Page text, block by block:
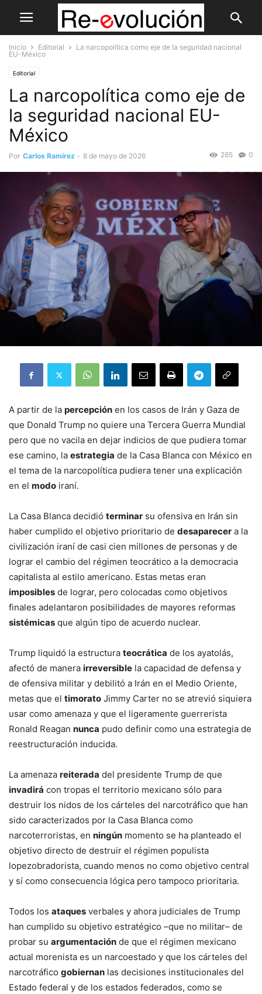
Inicio Editorial
La narcopolítica como eje de la seguridad nacional
EU-México
Editorial
La narcopolítica como eje de
la seguridad nacional EU-
México
Por Carlos Ramírez - 8 de mayo de 2026 0
265
A partir de la percepción en los casos de Irán y Gaza de
que Donald Trump no quiere una Tercera Guerra Mundial
pero que no vacila en dejar indicios de que pudiera tomar
ese camino, la estrategia de la Casa Blanca con México en
el tema de la narcopolítica pudiera tener una explicación
en el modo iraní.
La Casa Blanca decidió terminar su ofensiva en Irán sin
haber cumplido el objetivo prioritario de desaparecer a la
civilización iraní de casi cien millones de personas y de
lograr el cambio del régimen teocrático a la democracia
capitalista al estilo americano. Estas metas eran
imposibles de lograr, pero colocadas como objetivos
finales adelantaron posibilidades de mayores reformas
sistémicas que algún tipo de acuerdo nuclear.
Trump liquidó la estructura teocrática de los ayatolás,
afectó de manera irreversible la capacidad de defensa y
de ofensiva militar y debilitó a Irán en el Medio Oriente,
metas que el timorato Jimmy Carter no se atrevió siquiera
usar como amenaza y que el ligeramente guerrerista
Ronald Reagan nunca pudo definir como una estrategia de
reestructuración inducida.
La amenaza reiterada del presidente Trump de que
invadirá con tropas el territorio mexicano sólo para
destruir los nidos de los cárteles del narcotráfico que han
sido caracterizados por la Casa Blanca como
narcoterroristas, en ningún momento se ha planteado el
objetivo directo de destruir el régimen populista
lopezobradorista, cuando menos no como objetivo central
y sí como consecuencia lógica pero tampoco prioritaria.
Todos los ataques verbales y ahora judiciales de Trump
han cumplido su objetivo estratégico –que no militar– de
probar su argumentación de que el régimen mexicano
actual morenista es un narcoestado y que los cárteles del
narcotráfico gobiernan las decisiones institucionales del
Estado federal y de los estados federados, como se